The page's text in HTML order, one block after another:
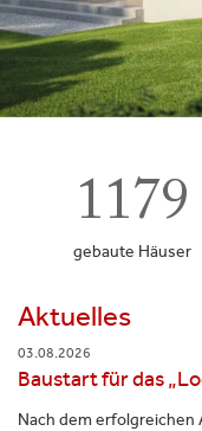
1179
gebaute Häuser
Aktuelles
in Lübben
ist es endlich so weit: